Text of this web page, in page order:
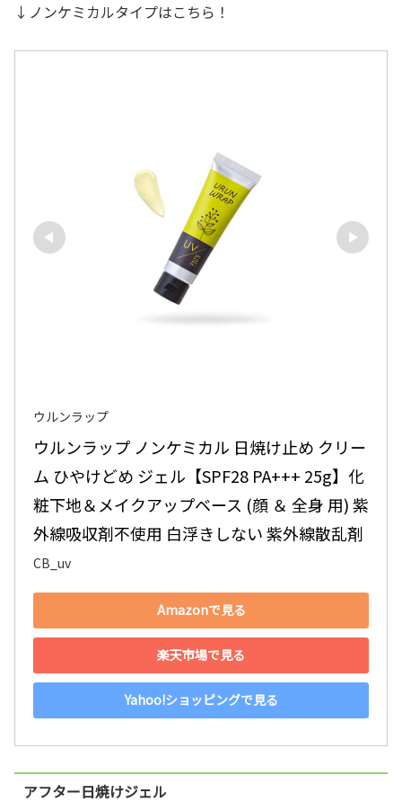
↓ノンケミカルタイプはこちら！
ウルンラップ
ウルンラップ ノンケミカル 日焼け止め クリー
ム ひやけどめ ジェル【SPF28 PA+++ 25g】化
粧下地＆メイクアップベース (顔 ＆ 全身 用) 紫
外線吸収剤不使用 白浮きしない 紫外線散乱剤
CB_uv
Amazonで見る
楽天市場で見る
Yahoo!ショッピングで見る
アフター日焼けジェル